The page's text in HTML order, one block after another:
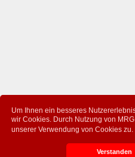
Um Ihnen ein besseres
wir Cookies. Durch Nutzung von
unserer Verwendung von Cookies zu.
Verstanden